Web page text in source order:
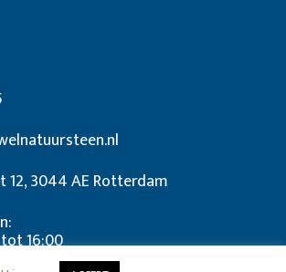
12, 3044 AE Rotterdam
16:00